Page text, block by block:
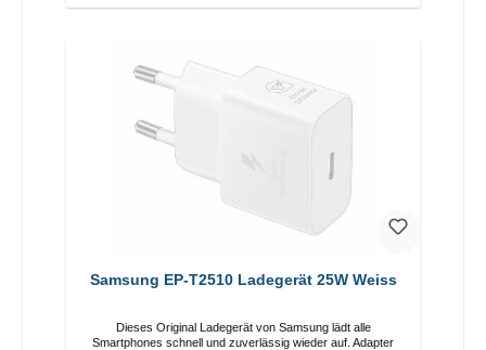
Samsung EP-T2510 Ladegerät 25W Weiss
Dieses Original Ladegerät von Samsung lädt alle
Smartphones schnell und zuverlässig wieder auf. Adapter